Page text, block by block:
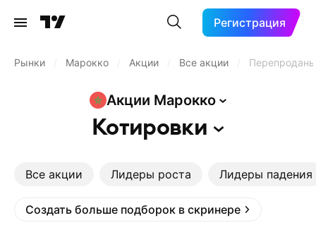
Регистрация
Рынки Марокко Акции Все акции Перепроданы
Акции Марокко
Котировки
Все акции Лидеры роста Лидеры падения
Создать больше подборок в скринере